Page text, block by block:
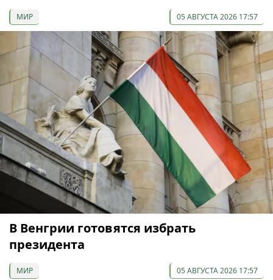
МИР 05 АВГУСТА 2026 17:57
В Венгрии готовятся избрать
президента
МИР 05 АВГУСТА 2026 17:57